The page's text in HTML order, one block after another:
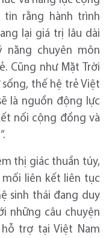
rằng hành trình
lại giá trị lâu dài
năng chuyên môn
Cũng như Mặt Trời
thế hệ trẻ Việt
là nguồn động lực
nối cộng đồng và
thị giác thuần túy,
liên kết liên tục
sinh thái đang duy
những câu chuyện
trợ tại Việt Nam